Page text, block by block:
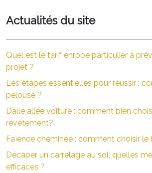
Actualités du site
Quel est le tarif enrobé particulier à
projet ?
Les étapes essentielles pour réussir :
pelouse ?
Dalle allée voiture : comment bien
revêtement?
Faïence cheminée : comment choisir le
Décaper un carrelage au sol, quelles
efficaces ?